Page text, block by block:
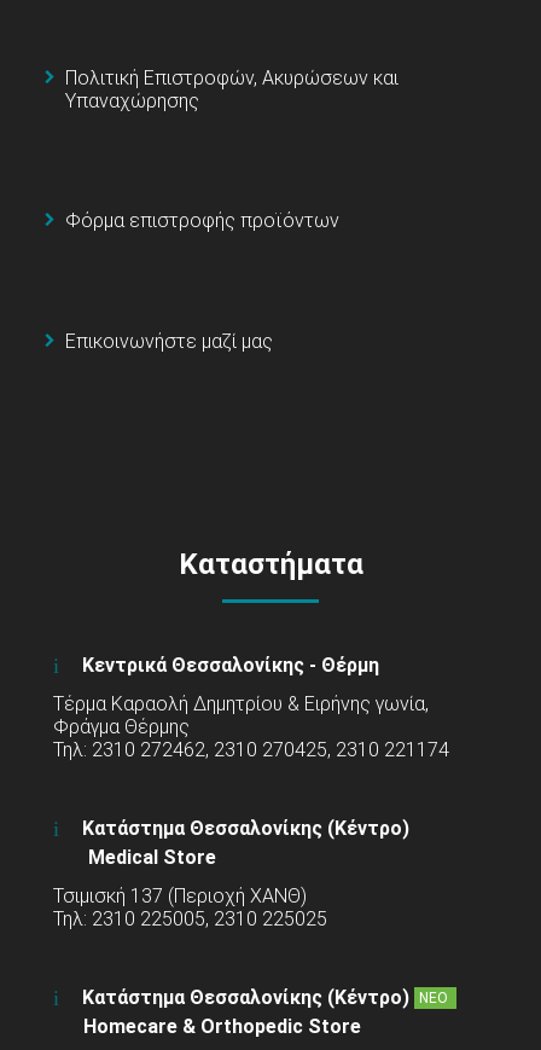
Πολιτική Επιστροφών, Ακυρώσεων και
Υπαναχώρησης
Φόρμα επιστροφής προϊόντων
Επικοινωνήστε μαζί μας
Καταστήματα
Κεντρικά Θεσσαλονίκης - Θέρμη
Τέρμα Καραολή Δημητρίου & Ειρήνης γωνία,
Φράγμα Θέρμης
Τηλ: 2310 272462, 2310 270425, 2310 221174
Κατάστημα Θεσσαλονίκης (Κέντρο)
Medical Store
Τσιμισκή 137 (Περιοχή ΧΑΝΘ)
Τηλ: 2310 225005, 2310 225025
Κατάστημα Θεσσαλονίκης (Κέντρο) ΝΕΟ
Homecare & Orthopedic Store